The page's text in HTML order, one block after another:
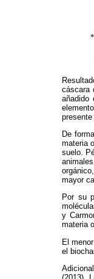
cáscara
De
materia
suelo.
mayor
Por su
y
materia
El
el